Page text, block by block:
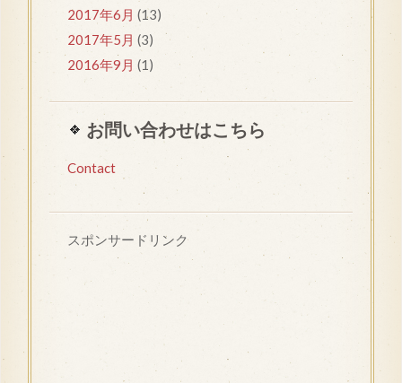
2017年6月 (13)
2017年5月 (3)
2016年9月 (1)
お問い合わせはこちら
Contact
スポンサードリンク